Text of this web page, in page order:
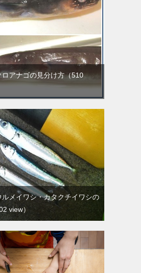
ロアナゴの見分け方（510
ルメイワシ・カタクチイワシの
view）